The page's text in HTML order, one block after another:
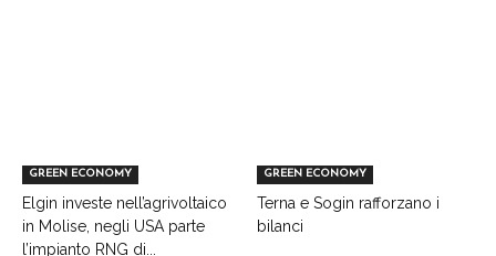
GREEN ECONOMY
Elgin investe nell’agrivoltaico
in Molise, negli USA parte
l’impianto RNG di...
GREEN ECONOMY
Terna e Sogin rafforzano i
bilanci